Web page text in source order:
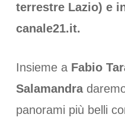
terrestre Lazio) e
canale21.it.
Insieme a Fabio
Salamandra
panorami più belli